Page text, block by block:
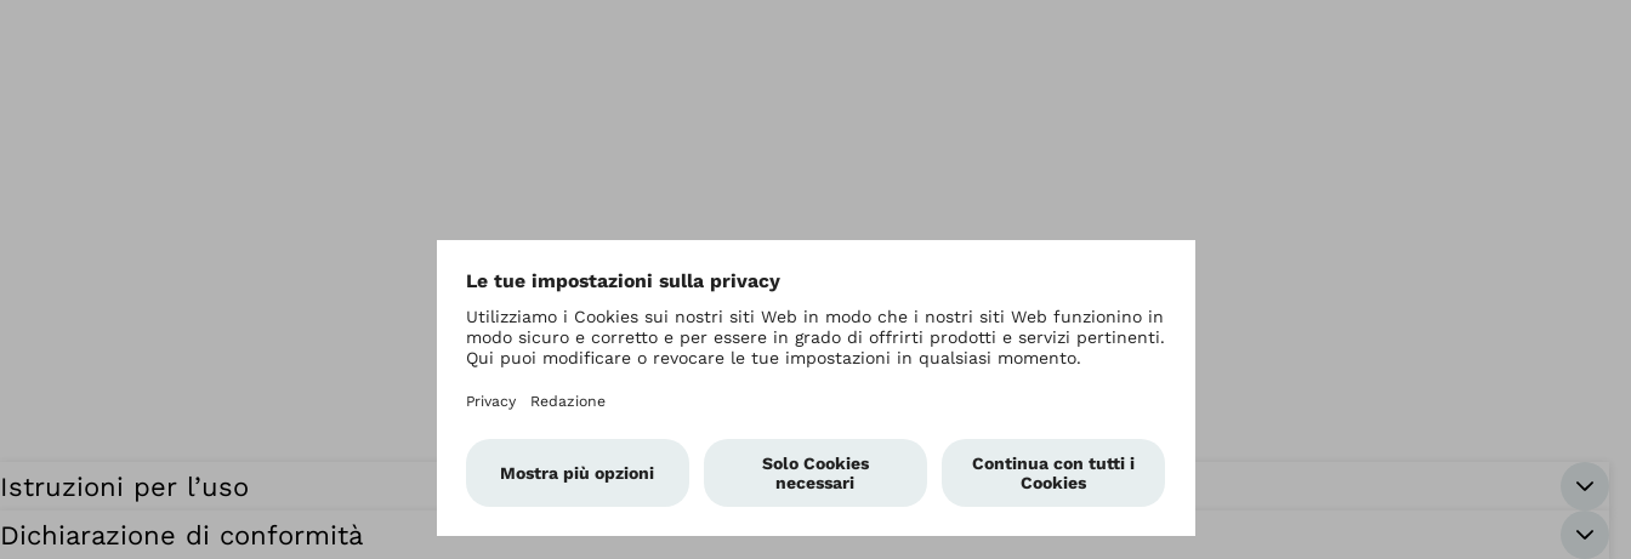
Istruzioni per l’uso
Dichiarazione di conformità